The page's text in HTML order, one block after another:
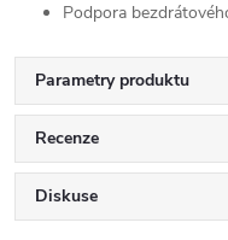
Podpora
Parametry produktu
Recenze
Diskuse